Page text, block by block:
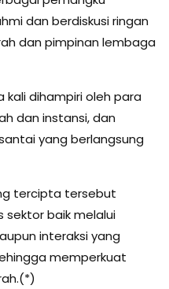
dan berdiskusi ringan
dan pimpinan lembaga
dihampiri oleh para
dan instansi, dan
yang berlangsung
tercipta tersebut
sektor baik melalui
interaksi yang
memperkuat